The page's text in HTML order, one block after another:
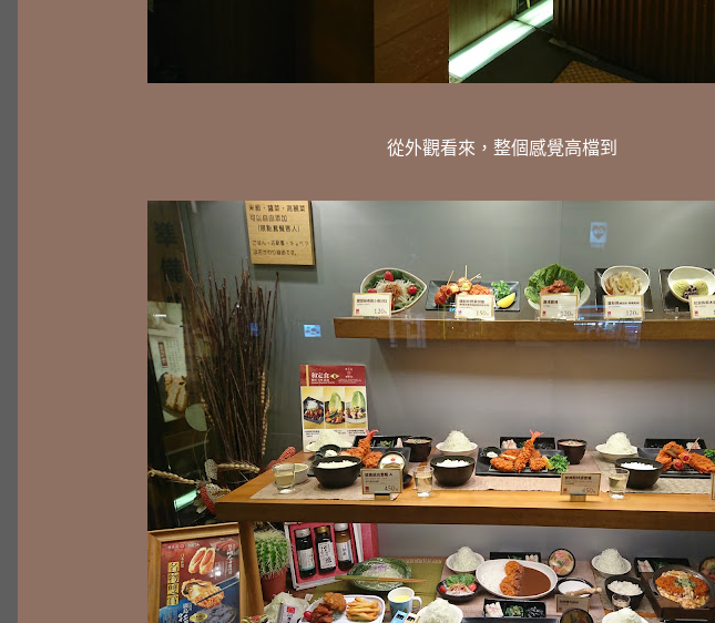
從外觀看來，整個感覺高檔到